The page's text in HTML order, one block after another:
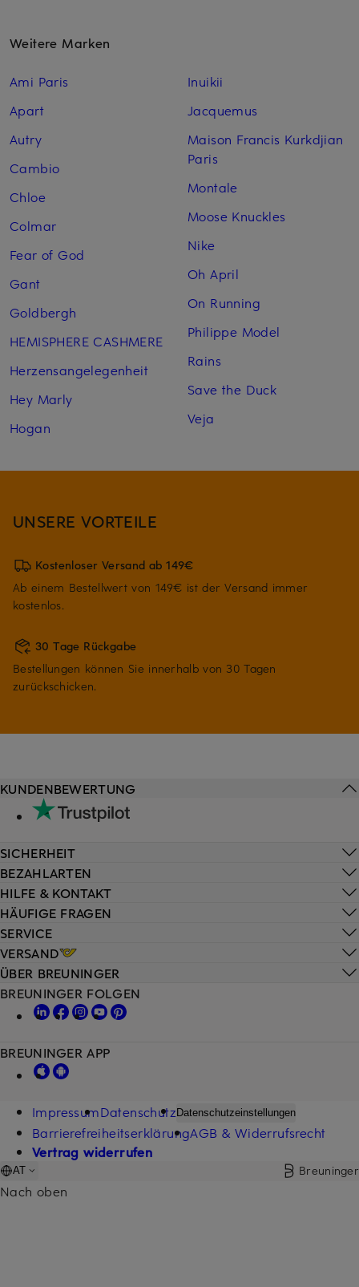
Weitere Marken
Ami Paris
Apart
Autry
Cambio
Chloe
Colmar
Fear of God
Gant
Goldbergh
HEMISPHERE CASHMERE
Herzensangelegenheit
Hey Marly
Hogan
Inuikii
Jacquemus
Maison Francis Kurkdjian
Paris
Montale
Moose Knuckles
Nike
Oh April
On Running
Philippe Model
Rains
Save the Duck
Veja
UNSERE VORTEILE
Kostenloser Versand ab 149€
Ab einem Bestellwert von 149€ ist der Versand immer
kostenlos.
30 Tage Rückgabe
Bestellungen können Sie innerhalb von 30 Tagen
zurückschicken.
HILFE & KONTAKT
HÄUFIGE FRAGEN
SERVICE
VERSAND
KUNDENBEWERTUNG
SICHERHEIT
BEZAHLARTEN
ÜBER BREUNINGER
BREUNINGER FOLGEN
BREUNINGER APP
ImpressumDatenschutz Datenschutzeinstellungen
BarrierefreiheitserklärungAGB & Widerrufsrecht
Vertrag widerrufen
AT Breuninger
Nach oben